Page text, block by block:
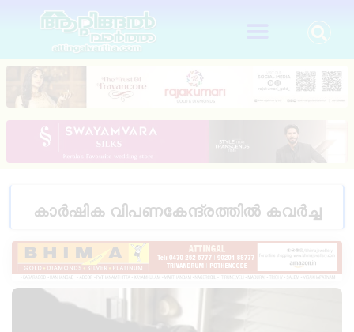
കാർഷിക വിപണകേന്ദ്രത്തിൽ കവർച്ച